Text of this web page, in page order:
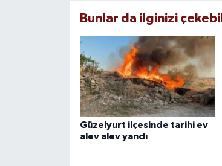
Bunlar da ilginizi
Güzelyurt ilçesinde tarihi ev
alev alev yandı